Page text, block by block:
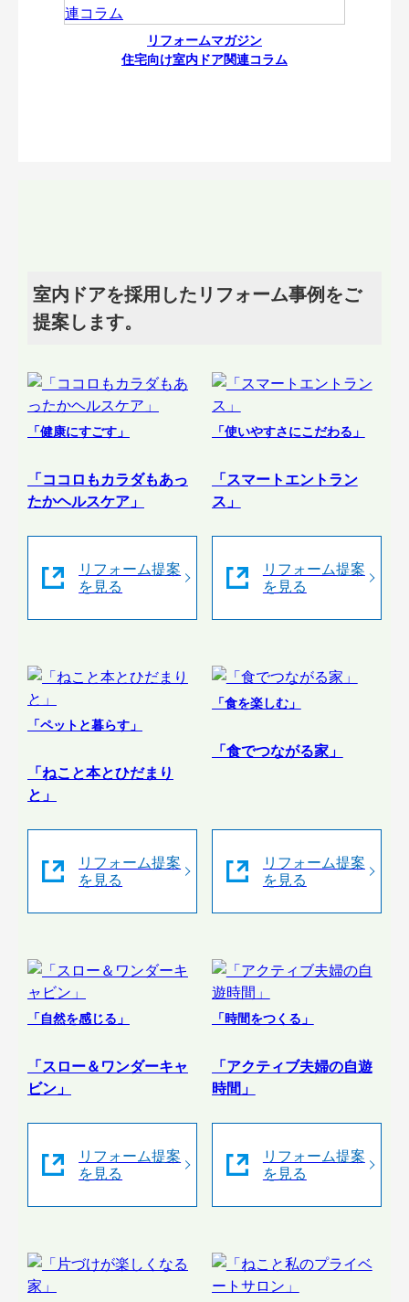
リフォームマガジン
住宅向け室内ドア関連コラム
室内ドアを採用したリフォーム事例をご
提案します。
「健康にすごす」
「ココロもカラダもあっ
たかヘルスケア」
リフォーム提案
を見る
「使いやすさにこだわる」
「スマートエントラン
ス」
リフォーム提案
を見る
「ペットと暮らす」
「ねこと本とひだまり
と」
リフォーム提案
を見る
「食を楽しむ」
「食でつながる家」
リフォーム提案
を見る
「自然を感じる」
「スロー＆ワンダーキャ
ビン」
リフォーム提案
を見る
「時間をつくる」
「アクティブ夫婦の自遊
時間」
リフォーム提案
を見る